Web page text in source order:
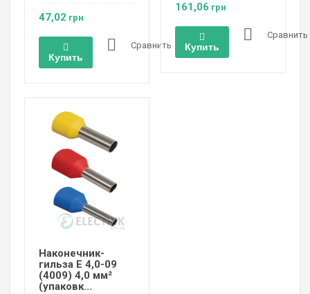
47,02 грн
Купить
Сравнить
161,06 грн
Купить
Сравнить
Наконечник-
гильза Е 4,0-09
(4009) 4,0 мм²
(упаковк...